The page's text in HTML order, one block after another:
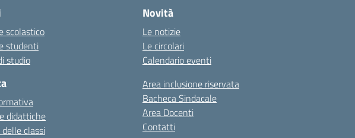
scolastico
studenti
studio
didattiche
classi
Novità
Le notizie
Le circolari
Calendario eventi
Area inclusione riservata
Bacheca Sindacale
Area Docenti
Contatti